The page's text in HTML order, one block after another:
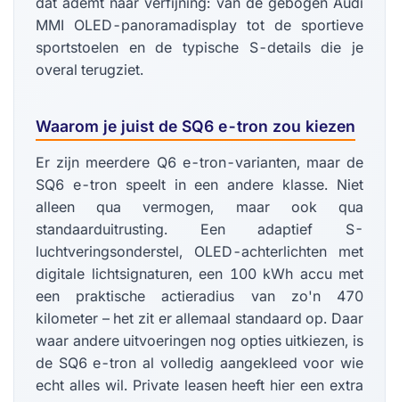
MMI OLED-panoramadisplay tot de sportieve
sportstoelen en de typische S-details die je
overal terugziet.
Waarom je juist de SQ6 e-tron zou kiezen
Er zijn meerdere Q6 e-tron-varianten, maar de
SQ6 e-tron speelt in een andere klasse. Niet
alleen qua vermogen, maar ook qua
standaarduitrusting. Een adaptief S-
luchtveringsonderstel, OLED-achterlichten met
digitale lichtsignaturen, een 100 kWh accu met
een praktische actieradius van zo'n 470
kilometer – het zit er allemaal standaard op. Daar
waar andere uitvoeringen nog opties uitkiezen, is
de SQ6 e-tron al volledig aangekleed voor wie
echt alles wil. Private leasen heeft hier een extra